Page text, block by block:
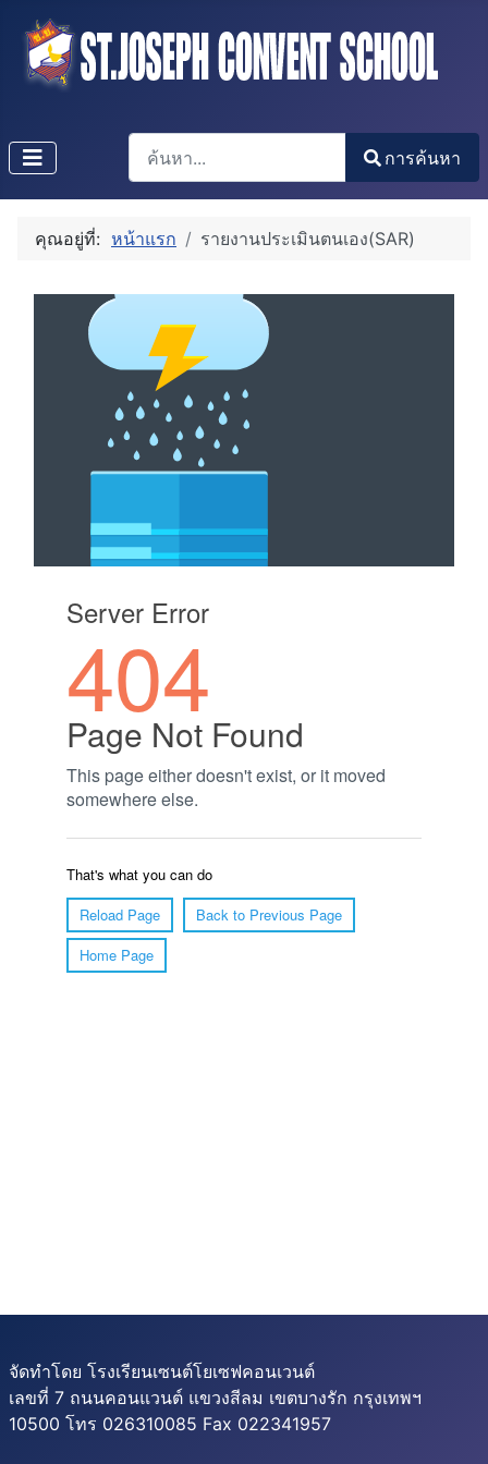
การค้นหา
Type 2 or more characters for results.
การค้นหา
คุณอยู่ที่: หน้าแรก รายงานประเมินตนเอง(SAR)
จัดทำโดย โรงเรียนเซนต์โยเซฟคอนเวนต์
เลขที่ 7 ถนนคอนแวนต์ แขวงสีลม เขตบางรัก กรุงเทพฯ
10500 โทร 026310085 Fax 022341957